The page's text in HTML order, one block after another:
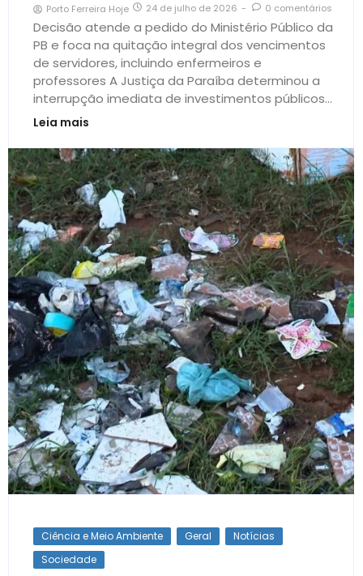
Porto Ferreira Hoje 24 de julho de 2026 - 0 comentários
Decisão atende a pedido do Ministério Público da
PB e foca na quitação integral dos vencimentos
de servidores, incluindo enfermeiros e
professores A Justiça da Paraíba determinou a
interrupção imediata de investimentos públicos...
Leia mais
Ciência e Meio Ambiente Geral
Notícias
Sociedade